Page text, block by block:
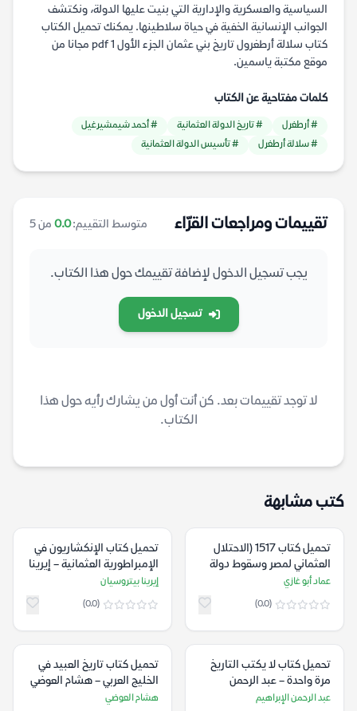
السياسية والعسكرية والإدارية التي بنيت عليها الدولة، ونكتشف
الجوانب الإنسانية الخفية في حياة سلاطينها. يمكنك تحميل الكتاب
كتاب سلالة أرطغرول تاريخ بني عثمان الجزء الأول 1 pdf مجانا من
موقع مكتبة ياسمين.
كلمات مفتاحية عن الكتاب
# أرطغرل # تاريخ الدولة العثمانية
# أحمد شيمشيرغيل
# سلالة أرطغرل
# تأسيس الدولة العثمانية
تقييمات ومراجعات القرّاء متوسط التقييم:0.0 من 5
يجب تسجيل الدخول لإضافة تقييمك حول هذا الكتاب.
تسجيل الدخول
لا توجد تقييمات بعد. كن أنت أول من يشارك رأيه حول هذا
الكتاب.
كتب مشابهة
تحميل كتاب 1517 (الاحتلال
العثماني لمصر وسقوط دولة
المماليك) – عماد أبو غازي
عماد أبو غازي
(0.0)
تحميل كتاب الإنكشاريون في
الإمبراطورية العثمانية – إيرينا
بيتروسيان
إيرينا بيتروسيان
(0.0)
تحميل كتاب لا يكتب التاريخ
مرة واحدة – عبد الرحمن
الإبراهيم
عبد الرحمن الإبراهيم
تحميل كتاب تاريخ العبيد في
الخليج العربي – هشام العوضي
هشام العوضي